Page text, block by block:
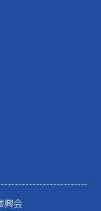
興会